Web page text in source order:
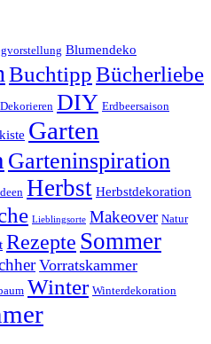
Blumendeko
BuchtippBücherliebe
Dekorieren DIY Erdbeersaison
Garten
Garteninspiration
Herbst Herbstdekoration
Lieblingsorte Makeover Natur
Rezepte Sommer
Vorratskammer
Winter Winterdekoration